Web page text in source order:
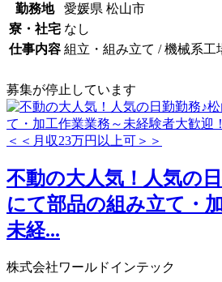
勤務地
愛媛県 松山市
寮・社宅 なし
仕事内容 組立・組み立て / 機械系工
募集が停止しています
不動の大人気！人気の
にて部品の組み立て・
未経...
株式会社ワールドインテック